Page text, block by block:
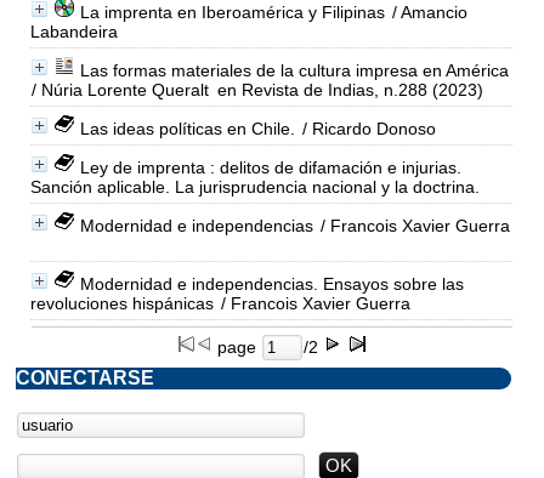
La imprenta en Iberoamérica y Filipinas / Amancio
Labandeira
Las formas materiales de la cultura impresa en América
/ Núria Lorente Queralt en Revista de Indias, n.288 (2023)
Las ideas políticas en Chile.
/ Ricardo Donoso
Ley de imprenta : delitos de difamación e injurias.
Sanción aplicable. La jurisprudencia nacional y la doctrina.
Modernidad e independencias / Francois Xavier Guerra
Modernidad e independencias. Ensayos sobre las
revoluciones hispánicas / Francois Xavier Guerra
page /2
CONECTARSE